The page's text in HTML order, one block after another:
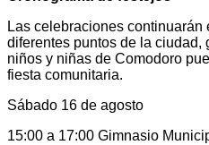
Las celebraciones continuarán
diferentes puntos de la ciudad,
niños y niñas de Comodoro
fiesta comunitaria.
Sábado 16 de agosto
15:00 a 17:00 Gimnasio